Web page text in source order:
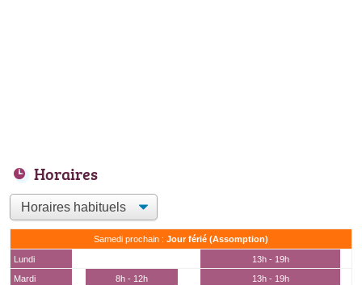
Horaires
Samedi prochain : Jour férié (Assomption)
Lundi
13h - 19h
Mardi
8h - 12h
13h - 19h